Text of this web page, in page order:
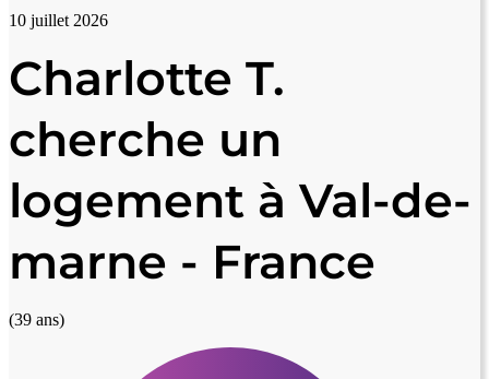
10 juillet 2026
Charlotte T.
cherche un
logement à Val-de-
marne - France
(39 ans)